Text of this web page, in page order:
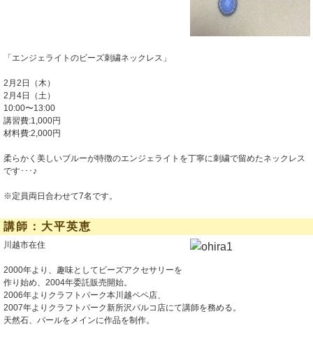
「エンジェライトのビーズ刺繍ネックレス」
2月2日（木）
2月4日（土）
10:00〜13:00
講習費:1,000円
材料費:2,000円
柔らかく美しいブルーが特徴のエンジェライトを丁寧に刺繍で留めたネックレス
です･･･♪
※定員両日合わせて7名です。
講師：大平英恵
川越市在住
2000年より、趣味としてビーズアクセサリーを
作り始め、2004年委託販売開始。
2006年よりクラフトパーク本川越ペペ店、
2007年よりクラフトパーク新所沢パルコ店にて講師を務める。
天然石、パールをメインに作品を制作。